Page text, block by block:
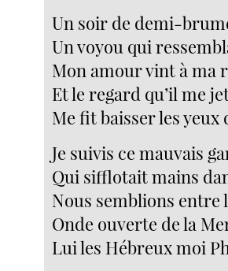
Un soir de demi-
Un voyou qui
Mon amour vint à ma
Et le regard qu’il me
Me fit baisser les yeux
Je suivis ce mauvais
Qui sifflotait mains
Nous semblions entre
Onde ouverte de la
Lui les Hébreux moi